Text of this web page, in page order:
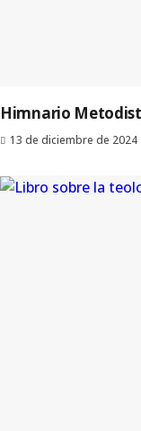
Himnario
13 de diciembre de 2024